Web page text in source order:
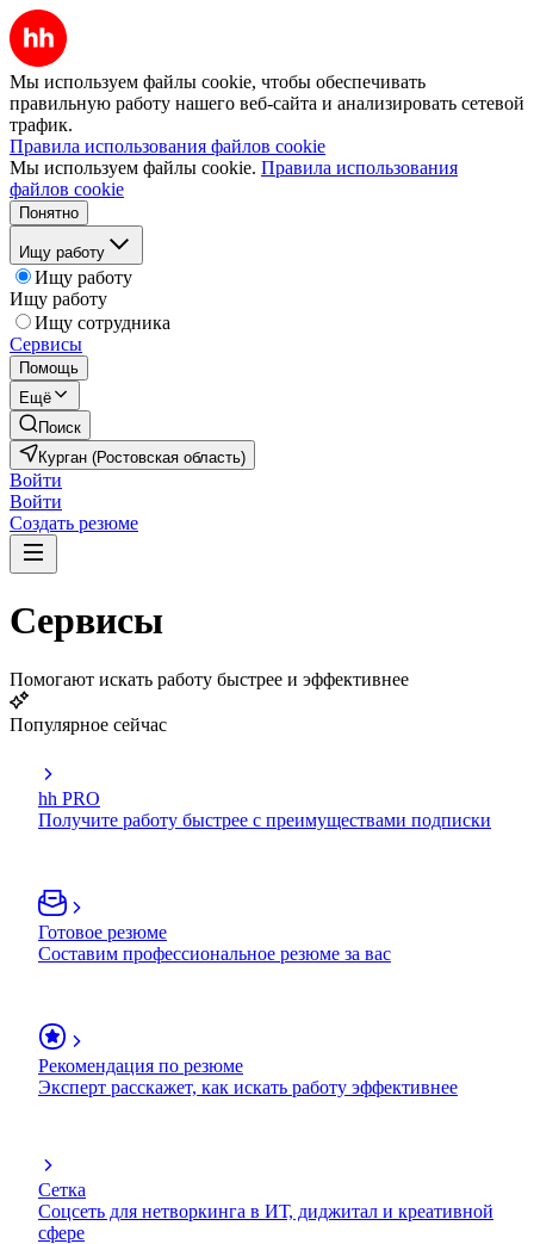
Мы используем файлы cookie, чтобы обеспечивать
правильную работу нашего веб-сайта и анализировать сетевой
трафик.
Правила использования файлов cookie
Мы используем файлы cookie. Правила использования
файлов cookie
Понятно
Ищу работу
Ищу работу
Ищу работу
Ищу сотрудника
Сервисы
Помощь
Ещё
Поиск
Курган (Ростовская область)
Войти
Войти
Создать резюме
Сервисы
Помогают искать работу быстрее и эффективнее
Популярное сейчас
hh PRO
Получите работу быстрее с преимуществами подписки
Готовое резюме
Составим профессиональное резюме за вас
Рекомендация по резюме
Эксперт расскажет, как искать работу эффективнее
Сетка
Соцсеть для нетворкинга в ИТ, диджитал и креативной
сфере